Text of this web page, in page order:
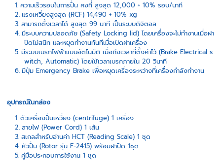
ความเร็วรอบในการปั่น คงที่ สูงสุด 12,000 + 10% รอบ/นาที
แรงเหวี่ยงสูงสุด (RCF) 14,490 + 10% xg
สามารถตั้งเวลาได้ สูงสุด 99 นาที เป็นระบบดิจิตอล
มีระบบความปลอดภัย (Safety Locking lid) โดยเครื่องจะไม่ทำงานเมื่อฝา
ปิดไม่สนิท และหยุดทำงานทันทีเมื่อเปิดฝาเครื่อง
มีระบบเบรกไฟฟ้าแบบอัตโนมัติ เมื่อถึงเวลาที่ตั้งค่าไว้ (Brake Electrical s
witch, Automatic) โดยใช้เวลาเบรกภายใน 20 วินาที
มีปุ่ม Emergency Brake เพื่อหยุดเครื่องระหว่างที่เครื่องกำลังทำงาน
อุปกรณ์ในกล่อง
ตัวเครื่องปั่นเหวี่ยง (centrifuge) 1 เครื่อง
สายไฟ (Power Cord) 1 เส้น
สเกลสำหรับอ่านค่า HCT (Reading Scale) 1 ชุด
หัวปั่น (Rotor รุ่น F-2415) พร้อมฝาปิด 1ชุด
คู่มือประกอบการใช้งาน 1 ชุด